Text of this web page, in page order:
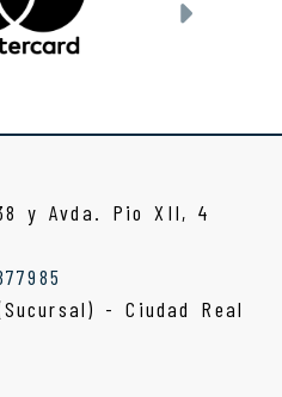
y Avda. Pio XII, 4
- Ciudad Real